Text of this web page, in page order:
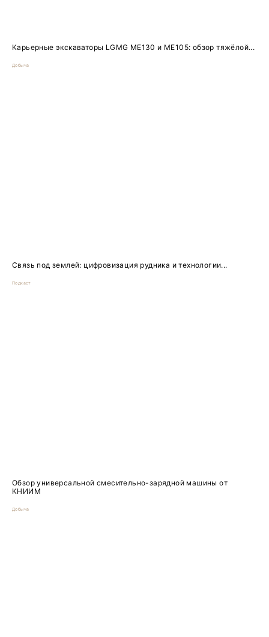
Карьерные экскаваторы LGMG ME130 и ME105: обзор тяжёлой...
Добыча
Связь под землей: цифровизация рудника и технологии...
Подкаст
Обзор универсальной смесительно-зарядной машины от
КНИИМ
Добыча